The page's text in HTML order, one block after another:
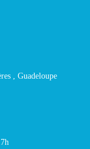
, Guadeloupe